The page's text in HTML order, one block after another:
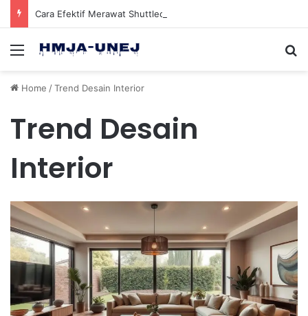
Menu
Home /Trend Desain Interior
Trend Desain
Interior